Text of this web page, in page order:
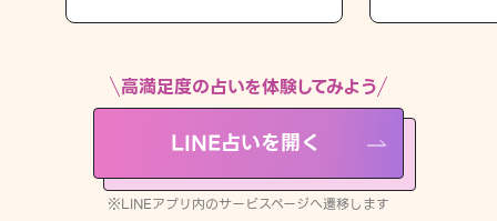
LINE占いを開く
※LINEアプリ内のサービスページへ遷移します
高満足度の占いを体験してみよう
LINE占いを開く
※LINEアプリ内のサービスページへ遷移します